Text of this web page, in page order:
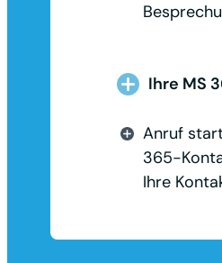
Ihre MS
Anruf
365-
Ihre